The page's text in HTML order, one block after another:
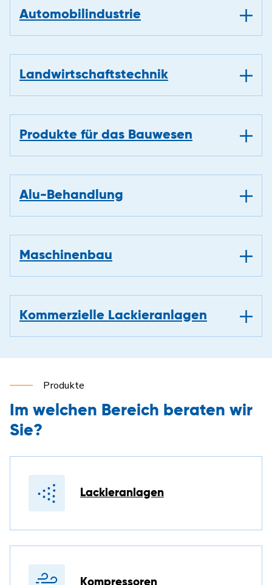
Automobilindustrie
Landwirtschaftstechnik
Produkte für das Bauwesen
Alu-Behandlung
Maschinenbau
Kommerzielle Lackieranlagen
Produkte
Im welchen Bereich beraten wir
Sie?
Lackieranlagen
Kompressoren